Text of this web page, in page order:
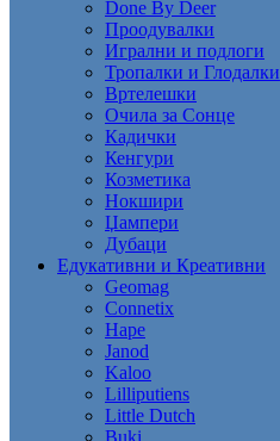
Done By Deer
Проодувалки
Игрални и подлоги
Тропалки и Глодалки
Вртелешки
Очила за Сонце
Кадички
Кенгури
Козметика
Нокшири
Џампери
Дубаци
Едукативни и Креативни
Geomag
Connetix
Hape
Janod
Kaloo
Lilliputiens
Little Dutch
Buki